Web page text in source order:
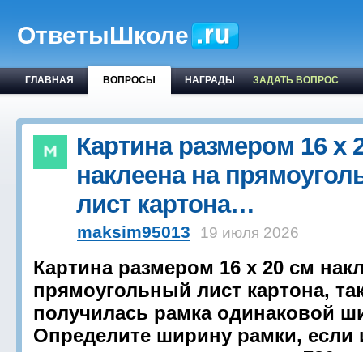
ОтветыШколе
ГЛАВНАЯ ВОПРОСЫ НАГРАДЫ ЗАДАТЬ ВОПРОС
Картина размером 16 х
наклеена на
лист картона…
maksim95013 19 июля 2026
Картина размером 16 х 20 см
прямоугольный лист картона,
получилась рамка одинаковой
Определите ширину рамки, если